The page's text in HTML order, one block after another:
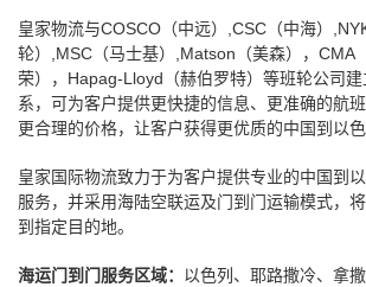
皇家物流与COSCO（中远）,CSC（中海）
轮）,MSC（马士基）,Matson（美森），CMA
荣），Hapag-Lloyd（赫伯罗特）等班轮公司
系，可为客户提供更快捷的信息、更准确的航班
更合理的价格，让客户获得更优质的中国到以色
皇家国际物流致力于为客户提供专业的中国到
服务，并采用海陆空联运及门到门运输模式，
到指定目的地。
海运门到门服务区域： 以色列、耶路撒冷、拿